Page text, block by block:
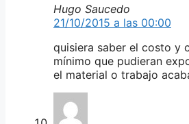
Hugo Saucedo
21/10/2015 a las 00:00
quisiera saber el costo y
mínimo que pudieran
el material o trabajo